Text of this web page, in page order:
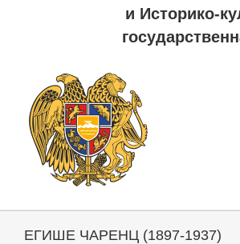
и Историко-
ЕГИШЕ ЧАРЕНЦ (1897-1937)